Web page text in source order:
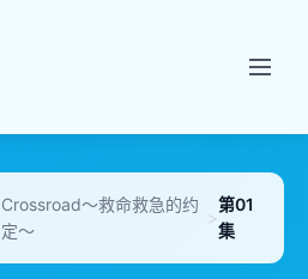
Crossroad～救命救急的约
定～
>
第01
集